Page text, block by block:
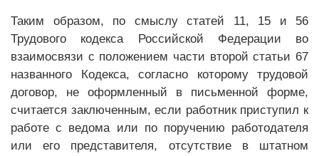
Таким образом, по смыслу статей 11, 15 и 56
Трудового кодекса Российской Федерации во
взаимосвязи с положением части второй статьи 67
названного Кодекса, согласно которому трудовой
договор, не оформленный в письменной форме,
считается заключенным, если работник приступил к
работе с ведома или по поручению работодателя
или его представителя, отсутствие в штатном